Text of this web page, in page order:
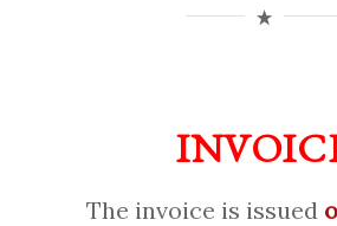
The invoice is issued